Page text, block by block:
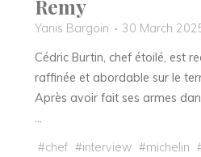
Remy
Yanis Bargoin
30 March
Cédric Burtin, chef étoilé, est
raffinée et abordable sur le
Après avoir fait ses armes
…
#chef #interview #michelin